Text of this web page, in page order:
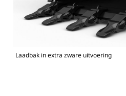
Laadbak in extra zware uitvoering